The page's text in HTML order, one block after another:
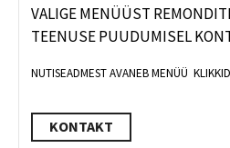
VALIGE MENÜÜST
TEENUSE PUUDUMISEL
NUTISEADMEST AVANEB MENÜÜ
KONTAKT